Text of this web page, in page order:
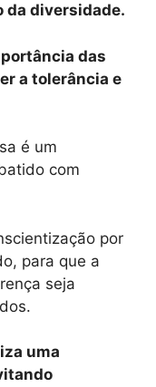
da diversidade.
das
a tolerância e
é um
com
por
para que a
seja
uma